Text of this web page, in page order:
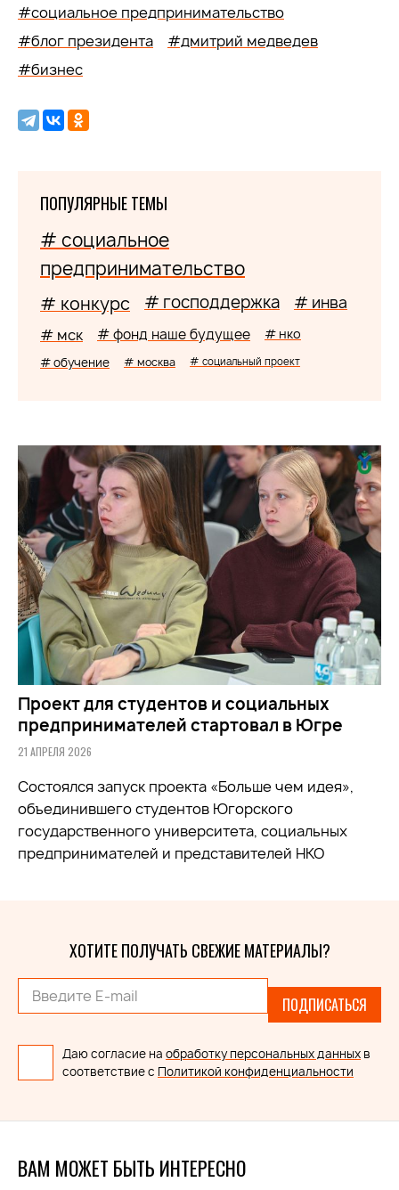
#социальное предпринимательство
#блог президента
#дмитрий медведев
#бизнес
ПОПУЛЯРНЫЕ ТЕМЫ
# социальное
предпринимательство
# конкурс # господдержка # инва
# мск # фонд наше будущее # нко
# обучение # москва # социальный проект
Проект для студентов и социальных
предпринимателей стартовал в Югре
21 АПРЕЛЯ 2026
Состоялся запуск проекта «Больше чем идея»,
объединившего студентов Югорского
государственного университета, социальных
предпринимателей и представителей НКО
ХОТИТЕ ПОЛУЧАТЬ СВЕЖИЕ МАТЕРИАЛЫ?
ПОДПИСАТЬСЯ
Даю согласие на обработку персональных данных в
соответствие с Политикой конфиденциальности
ВАМ МОЖЕТ БЫТЬ ИНТЕРЕСНО